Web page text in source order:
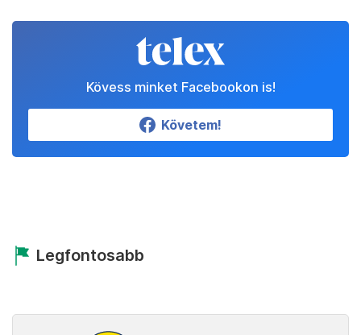
Kövess minket Facebookon is!
Követem!
Legfontosabb